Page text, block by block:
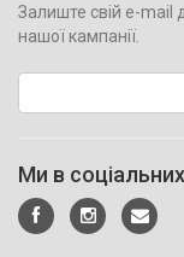
Залиште свій e-mail
нашої кампанії.
Ми в